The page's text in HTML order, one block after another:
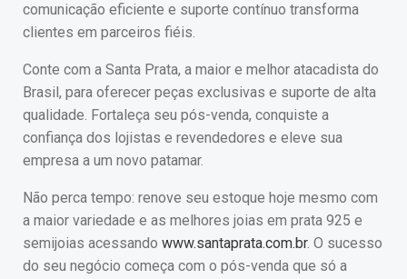
comunicação eficiente e suporte contínuo transforma
clientes em parceiros fiéis.
Conte com a Santa Prata, a maior e melhor atacadista do
Brasil, para oferecer peças exclusivas e suporte de alta
qualidade. Fortaleça seu pós-venda, conquiste a
confiança dos lojistas e revendedores e eleve sua
empresa a um novo patamar.
Não perca tempo: renove seu estoque hoje mesmo com
a maior variedade e as melhores joias em prata 925 e
semijoias acessando www.santaprata.com.br. O sucesso
do seu negócio começa com o pós-venda que só a